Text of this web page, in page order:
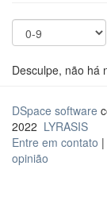
Desculpe, não há
DSpace software
2022 LYRASIS
Entre em contato |
opinião